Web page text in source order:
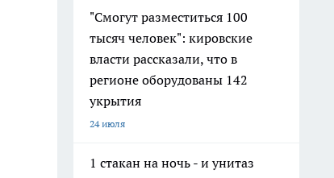
"Смогут разместиться 100
тысяч человек": кировские
власти рассказали, что в
регионе оборудованы 142
укрытия
24 июля
1 стакан на ночь - и унитаз